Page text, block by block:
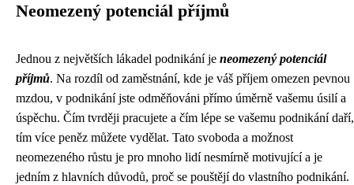
Neomezený potenciál příjmů
Jednou z největších lákadel podnikání je neomezený potenciál
příjmů. Na rozdíl od zaměstnání, kde je váš příjem omezen pevnou
mzdou, v podnikání jste odměňováni přímo úměrně vašemu úsilí a
úspěchu. Čím tvrději pracujete a čím lépe se vašemu podnikání daří,
tím více peněz můžete vydělat. Tato svoboda a možnost
neomezeného růstu je pro mnoho lidí nesmírně motivující a je
jedním z hlavních důvodů, proč se pouštějí do vlastního podnikání.